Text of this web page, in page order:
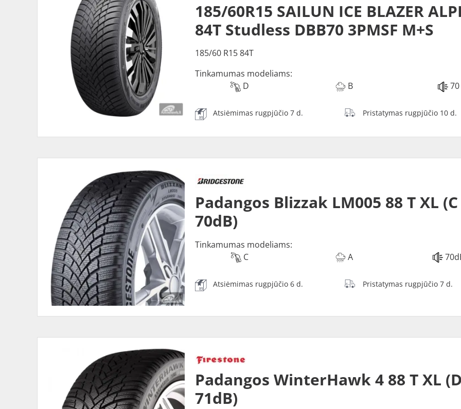
185/60R15 SAILUN ICE BLAZER
84T Studless DBB70 3PMSF M+S
185/60 R15 84T
Tinkamumas modeliams:
D
B 70
Atsiėmimas rugpjūčio 7 d. Pristatymas rugpjūčio 10 d.
Padangos Blizzak LM005 88 T XL
70dB)
Tinkamumas modeliams:
C
A
Atsiėmimas rugpjūčio 6 d. Pristatymas rugpjūčio 7 d.
Padangos WinterHawk 4 88 T XL
71dB)